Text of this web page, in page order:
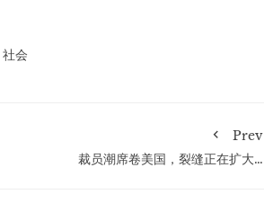
社会
Prev
裁员潮席卷美国，裂缝正在扩大…